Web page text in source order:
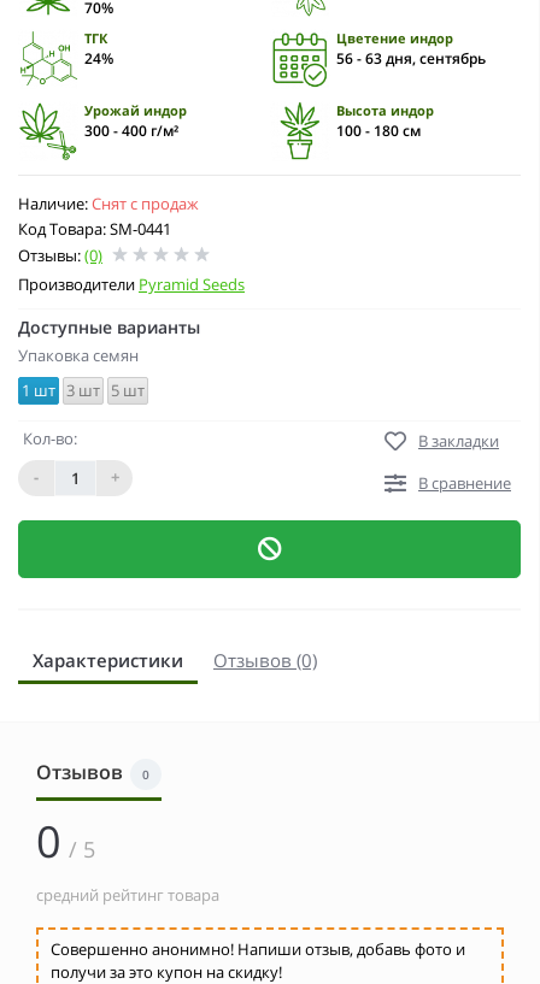
Наличие:Снят с продаж
Код Товара: SM-0441
Отзывы:(0)
Производители Pyramid Seeds
70%
ТГК
24%
Цветение индор
56 - 63 дня, сентябрь
Урожай индор
300 - 400 г/м²
Высота индор
100 - 180 см
Доступные варианты
Упаковка семян
1 шт 3 шт 5 шт
Кол-во:
-
+
В закладки
В сравнение
Характеристики Отзывов (0)
Отзывов 0
0 / 5
средний рейтинг товара
Совершенно анонимно! Напиши отзыв, добавь фото и
получи за это купон на скидку!